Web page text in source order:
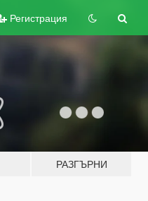
Регистрация
РАЗГЪРНИ